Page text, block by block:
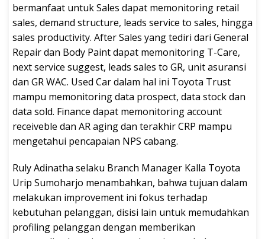
bermanfaat untuk Sales dapat memonitoring retail
sales, demand structure, leads service to sales, hingga
sales productivity. After Sales yang tediri dari General
Repair dan Body Paint dapat memonitoring T-Care,
next service suggest, leads sales to GR, unit asuransi
dan GR WAC. Used Car dalam hal ini Toyota Trust
mampu memonitoring data prospect, data stock dan
data sold. Finance dapat memonitoring account
receiveble dan AR aging dan terakhir CRP mampu
mengetahui pencapaian NPS cabang.
Ruly Adinatha selaku Branch Manager Kalla Toyota
Urip Sumoharjo menambahkan, bahwa tujuan dalam
melakukan improvement ini fokus terhadap
kebutuhan pelanggan, disisi lain untuk memudahkan
profiling pelanggan dengan memberikan